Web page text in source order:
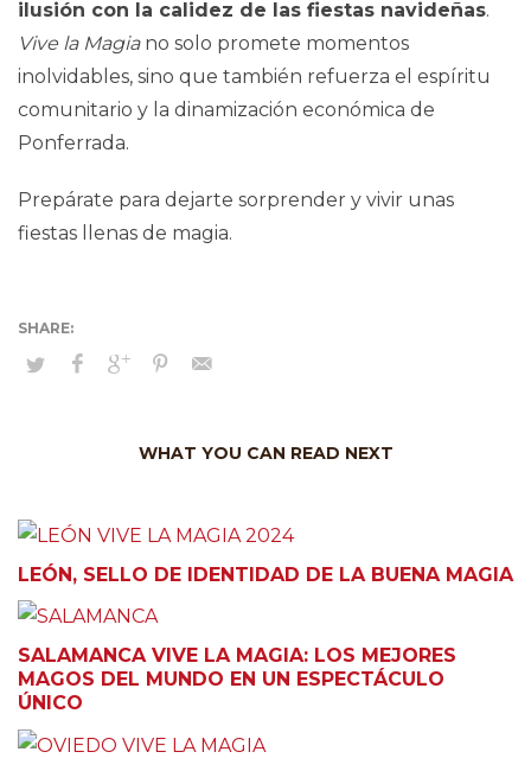
ilusión con la calidez de las fiestas navideñas.
Vive la Magiano solo promete momentos
inolvidables, sino que también refuerza el espíritu
comunitario y la dinamización económica de
Ponferrada.
Prepárate para dejarte sorprender y vivir unas
fiestas llenas de magia.
WHAT YOU CAN READ NEXT
LEÓN, SELLO DE IDENTIDAD DE LA BUENA MAGIA
SALAMANCA VIVE LA MAGIA: LOS MEJORES
MAGOS DEL MUNDO EN UN ESPECTÁCULO
ÚNICO